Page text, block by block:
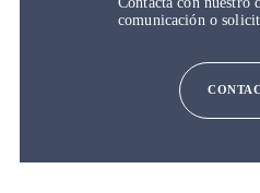
comunicación o